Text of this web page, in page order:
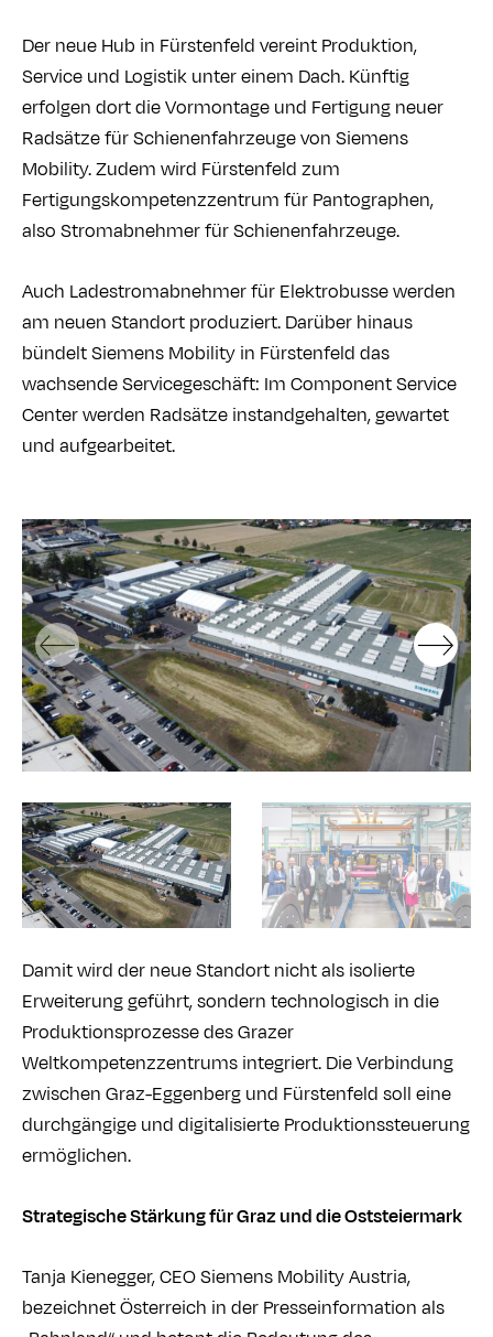
Der neue Hub in Fürstenfeld vereint Produktion,
Service und Logistik unter einem Dach. Künftig
erfolgen dort die Vormontage und Fertigung neuer
Radsätze für Schienenfahrzeuge von Siemens
Mobility. Zudem wird Fürstenfeld zum
Fertigungskompetenzzentrum für Pantographen,
also Stromabnehmer für Schienenfahrzeuge.
Auch Ladestromabnehmer für Elektrobusse werden
am neuen Standort produziert. Darüber hinaus
bündelt Siemens Mobility in Fürstenfeld das
wachsende Servicegeschäft: Im Component Service
Center werden Radsätze instandgehalten, gewartet
und aufgearbeitet.
Damit wird der neue Standort nicht als isolierte
Erweiterung geführt, sondern technologisch in die
Produktionsprozesse des Grazer
Weltkompetenzzentrums integriert. Die Verbindung
zwischen Graz-Eggenberg und Fürstenfeld soll eine
durchgängige und digitalisierte Produktionssteuerung
ermöglichen.
Strategische Stärkung für Graz und die Oststeiermark
Tanja Kienegger, CEO Siemens Mobility Austria,
bezeichnet Österreich in der Presseinformation als